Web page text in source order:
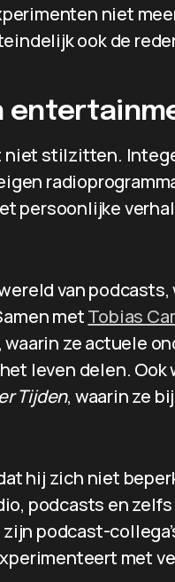
niet
ook de
niet stilzitten.
persoonlijke
van
metTobias
waarin ze actuele
leven delen. Ook
Tijden, waarin ze
hij zich niet
podcasts en
podcast-
met